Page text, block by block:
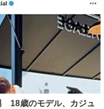
18歳のモデル、カジュ